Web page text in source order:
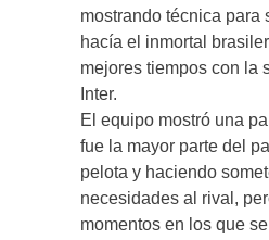
mostrando técnica para
hacía el inmortal
mejores tiempos con la
Inter.
El equipo mostró una
fue la mayor parte del
pelota y haciendo
necesidades al rival,
momentos en los que